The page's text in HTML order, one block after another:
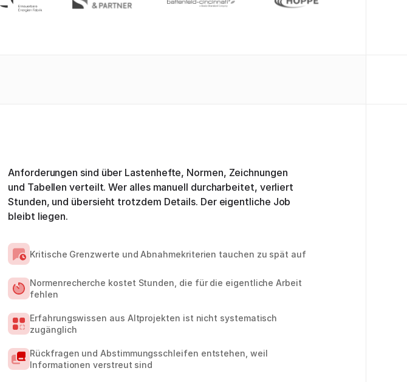
Anforderungen sind über Lastenhefte, Normen, Zeichnungen
und Tabellen verteilt. Wer alles manuell durcharbeitet, verliert
Stunden, und übersieht trotzdem Details. Der eigentliche Job
bleibt liegen.
Kritische Grenzwerte und Abnahmekriterien tauchen zu spät auf
Normenrecherche kostet Stunden, die für die eigentliche Arbeit
fehlen
Erfahrungswissen aus Altprojekten ist nicht systematisch
zugänglich
Rückfragen und Abstimmungsschleifen entstehen, weil
Informationen verstreut sind